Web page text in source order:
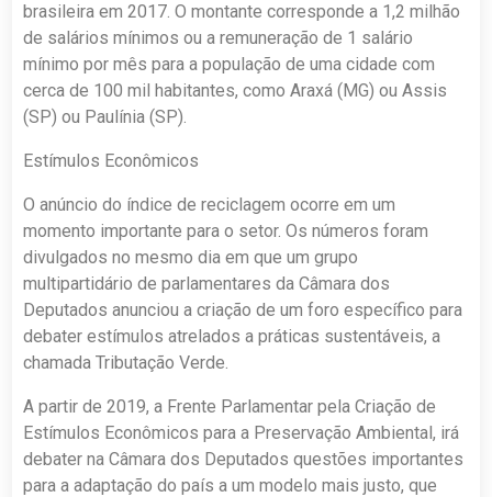
brasileira em 2017. O montante corresponde a 1,2 milhão
de salários mínimos ou a remuneração de 1 salário
mínimo por mês para a população de uma cidade com
cerca de 100 mil habitantes, como Araxá (MG) ou Assis
(SP) ou Paulínia (SP).
Estímulos Econômicos
O anúncio do índice de reciclagem ocorre em um
momento importante para o setor. Os números foram
divulgados no mesmo dia em que um grupo
multipartidário de parlamentares da Câmara dos
Deputados anunciou a criação de um foro específico para
debater estímulos atrelados a práticas sustentáveis, a
chamada Tributação Verde.
A partir de 2019, a Frente Parlamentar pela Criação de
Estímulos Econômicos para a Preservação Ambiental, irá
debater na Câmara dos Deputados questões importantes
para a adaptação do país a um modelo mais justo, que